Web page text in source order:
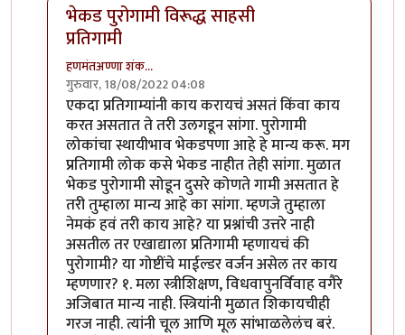
भेकड पुरोगामी विरूद्ध साहसी
प्रतिगामी
हणमंतअण्णा शंक…
गुरुवार, 18/08/2022 04:08
In reply toआमीर खान ने आपला दुटप्पीपणाbyसुबोध खरे
एकदा प्रतिगाम्यांनी काय करायचं असतं किंवा काय
करत असतात ते तरी उलगडून सांगा. पुरोगामी
लोकांचा स्थायीभाव भेकडपणा आहे हे मान्य करू. मग
प्रतिगामी लोक कसे भेकड नाहीत तेही सांगा. मुळात
भेकड पुरोगामी सोडून दुसरे कोणते गामी असतात हे
तरी तुम्हाला मान्य आहे का सांगा. म्हणजे तुम्हाला
नेमकं हवं तरी काय आहे? या प्रश्नांची उत्तरे नाही
असतील तर एखाद्याला प्रतिगामी म्हणायचं की
पुरोगामी? या गोष्टींचे माईल्डर वर्जन असेल तर काय
म्हणणार? १. मला स्त्रीशिक्षण, विधवापुनर्विवाह वगैरे
अजिबात मान्य नाही. स्त्रियांनी मुळात शिकायचीही
गरज नाही. त्यांनी चूल आणि मूल सांभाळलेलंच बरं.